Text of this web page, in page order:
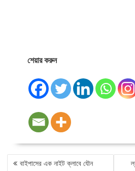
শেয়ার করুন
POSTবাইপাসের এক নাইট ক্লাবে যৌন